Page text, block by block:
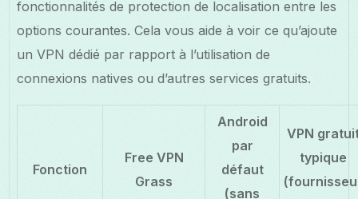
fonctionnalités de protection de localisation entre les
options courantes. Cela vous aide à voir ce qu’ajoute
un VPN dédié par rapport à l’utilisation de
connexions natives ou d’autres services gratuits.
Fonction
Free VPN
Grass
Android
par
défaut
(sans
VPN
typique